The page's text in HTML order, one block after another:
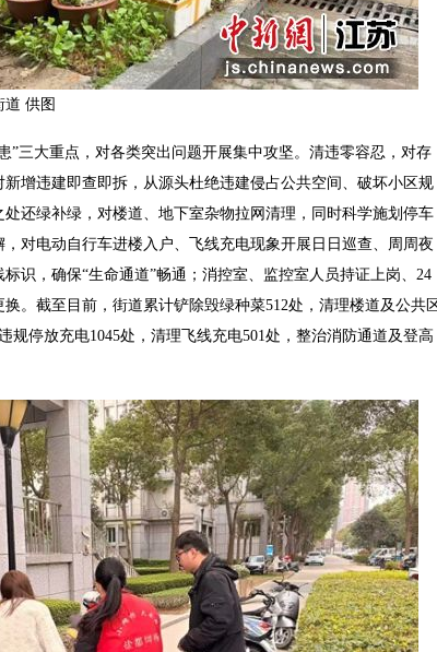
供图
大重点，对各类突出问题开展集中攻坚。清违零容忍，对存
增违建即查即拆，从源头杜绝违建侵占公共空间、破坏小区规
还绿补绿，对楼道、地下室杂物拉网清理，同时科学施划停车
对电动自行车进楼入户、飞线充电现象开展日日巡查、周周夜
识，确保“生命通道”畅通；消控室、监控室人员持证上岗、24
。截至目前，街道累计铲除毁绿种菜512处，清理楼道及公共
规停放充电1045处，清理飞线充电501处，整治消防通道及登高